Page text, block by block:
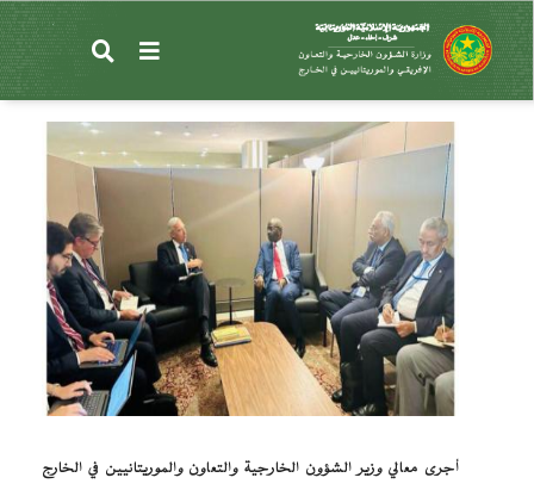
المحتوى
وزير الشؤون الخارجية يجري محادثات مع نظيره
البرتغالي
أجرى معالي وزير الشؤون الخارجية والتعاون والموريتانيين في الخارج